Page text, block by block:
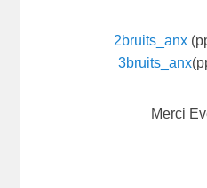
2bruits_anx
3bruits_anx
Merci